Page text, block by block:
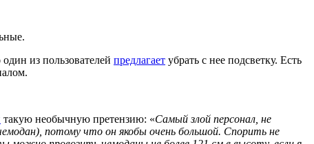
из пользователей предлагает убрать с нее подсветку. Есть
такую необычную претензию: «Самый злой персонал, не
потому что он якобы очень большой. Спорить не